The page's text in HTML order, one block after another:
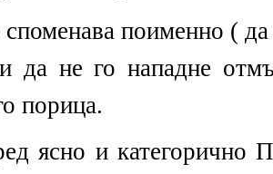
споменава поименно (
да не го нападне
порица.
ясно и категорично